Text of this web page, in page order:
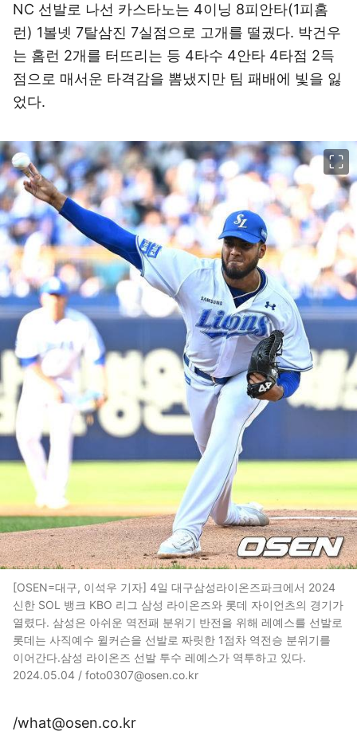
NC 선발로 나선 카스타노는 4이닝 8피안타(1피홈
런) 1볼넷 7탈삼진 7실점으로 고개를 떨궜다. 박건우
는 홈런 2개를 터뜨리는 등 4타수 4안타 4타점 2득
점으로 매서운 타격감을 뽐냈지만 팀 패배에 빛을 잃
었다.
[OSEN=대구, 이석우 기자] 4일 대구삼성라이온즈파크에서 2024
신한 SOL 뱅크 KBO 리그 삼성 라이온즈와 롯데 자이언츠의 경기가
열렸다. 삼성은 아쉬운 역전패 분위기 반전을 위해 레예스를 선발로
롯데는 사직예수 윌커슨을 선발로 짜릿한 1점차 역전승 분위기를
이어간다.삼성 라이온즈 선발 투수 레예스가 역투하고 있다.
2024.05.04 / foto0307@osen.co.kr
/what@osen.co.kr